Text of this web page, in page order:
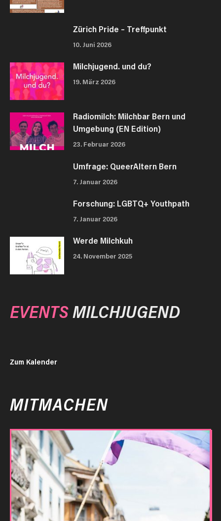
Zürich Pride – Treffpunkt
10. Juni 2026
Milchjugend. und du?
19. März 2026
Radiomilch: Milchbar Bern und
Umgebung (EN Edition)
23. Februar 2026
Umfrage: QueerAltern Bern
7. Januar 2026
Forschung: LGBTQ+ Youthpath
7. Januar 2026
Werde Milchkuh
24. November 2025
EVENTSMILCHJUGEND
Zum Kalender
MITMACHEN